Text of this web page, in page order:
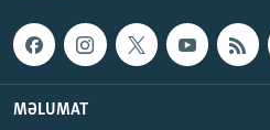
MƏLUMAT